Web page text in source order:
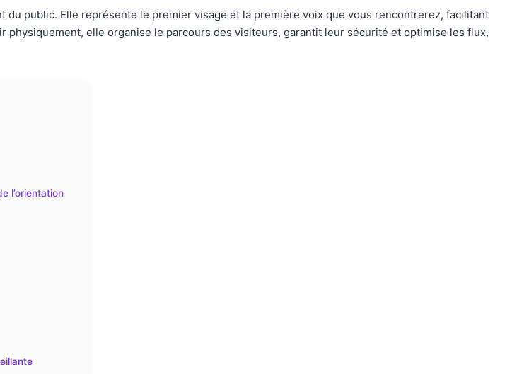
public. Elle représente le premier visage et la première voix que vous rencontrerez, facilitant
physiquement, elle organise le parcours des visiteurs, garantit leur sécurité et optimise les flux,
l’orientation